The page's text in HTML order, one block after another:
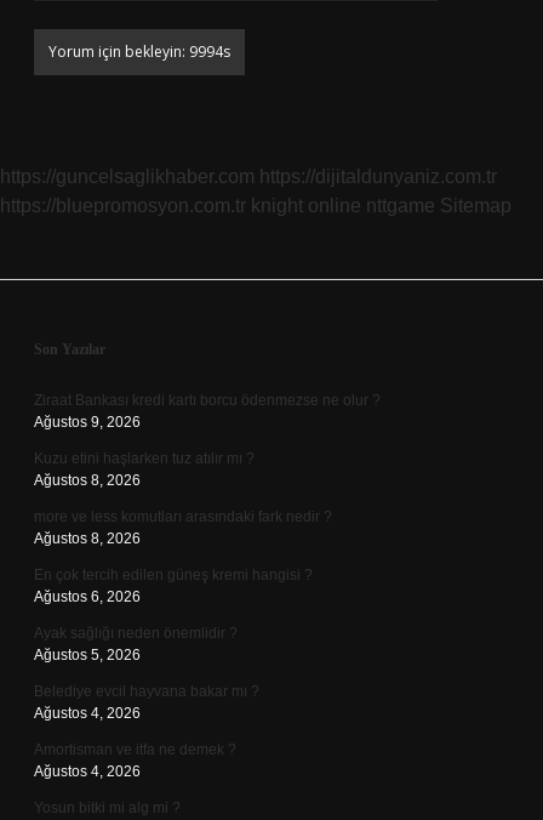
https://guncelsaglikhaber.com https://dijitaldunyaniz.com.tr
https://bluepromosyon.com.tr knight online nttgame Sitemap
Sidebar
Son Yazılar
Ziraat Bankası kredi kartı borcu ödenmezse ne olur ?
Ağustos 9, 2026
Kuzu etini haşlarken tuz atılır mı ?
Ağustos 8, 2026
more ve less komutları arasındaki fark nedir ?
Ağustos 8, 2026
En çok tercih edilen güneş kremi hangisi ?
Ağustos 6, 2026
Ayak sağlığı neden önemlidir ?
Ağustos 5, 2026
Belediye evcil hayvana bakar mı ?
Ağustos 4, 2026
Amortisman ve itfa ne demek ?
Ağustos 4, 2026
Yosun bitki mi alg mi ?